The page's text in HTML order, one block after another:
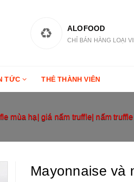
ALOFOOD
CHỈ BÁN HÀNG LOẠI
TỨC THẺ THÀNH VIÊN
mùa hạ| giá nấm truffle| nấm
Mayonnaise và